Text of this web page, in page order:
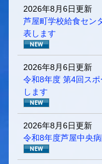
2026年8月6日更新
芦屋町学校給食セン
表します
2026年8月6日更新
令和8年度 第4回ス
します
2026年8月6日更新
令和8年度芦屋中央